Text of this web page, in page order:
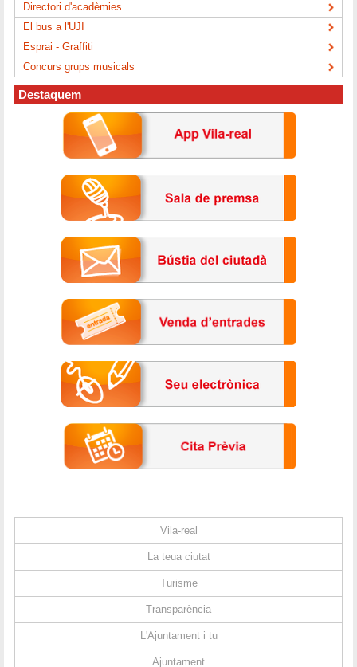
Directori d'acadèmies
El bus a l'UJI
Esprai - Graffiti
Concurs grups musicals
Destaquem
Vila-real
La teua ciutat
Turisme
Transparència
L'Ajuntament i tu
Ajuntament